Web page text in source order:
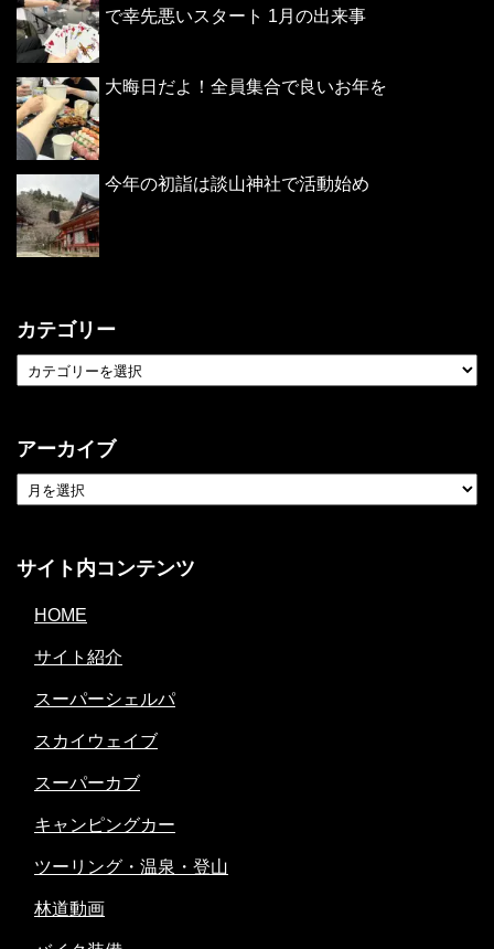
で幸先悪いスタート 1月の出来事
大晦日だよ！全員集合で良いお年を
今年の初詣は談山神社で活動始め
カテゴリー
アーカイブ
サイト内コンテンツ
HOME
サイト紹介
スーパーシェルパ
スカイウェイブ
スーパーカブ
キャンピングカー
ツーリング・温泉・登山
林道動画